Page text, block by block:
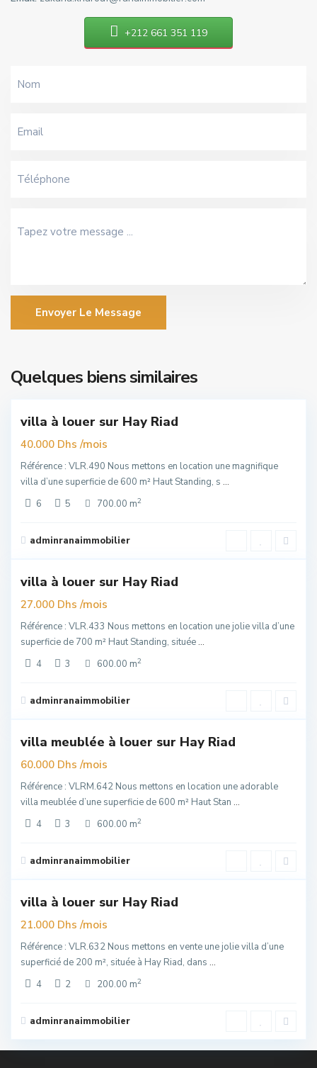
+212 661 351 119
Envoyer Le Message
Quelques biens similaires
Hassan
Rabat
villa à louer sur Hay Riad
40.000 Dhs/mois
Référence : VLR.490 Nous mettons en location une magnifique
villa d’une superficie de 600 m² Haut Standing, s ...
6
5 700.00 m2
adminranaimmobilier
Rabat
villa à louer sur Hay Riad
27.000 Dhs/mois
Référence : VLR.433 Nous mettons en location une jolie villa d’une
superficie de 700 m² Haut Standing, située...
4
3 600.00 m2
adminranaimmobilier
Rabat
villa meublée à louer sur Hay Riad
60.000 Dhs/mois
Référence : VLRM.642 Nous mettons en location une adorable
villa meublée d’une superficie de 600 m² Haut Stan ...
4
3 600.00 m2
adminranaimmobilier
Rabat
villa à louer sur Hay Riad
21.000 Dhs/mois
Référence : VLR.632 Nous mettons en vente une jolie villa d’une
superficié de 200 m², située à Hay Riad, dans ...
4
2 200.00 m2
adminranaimmobilier